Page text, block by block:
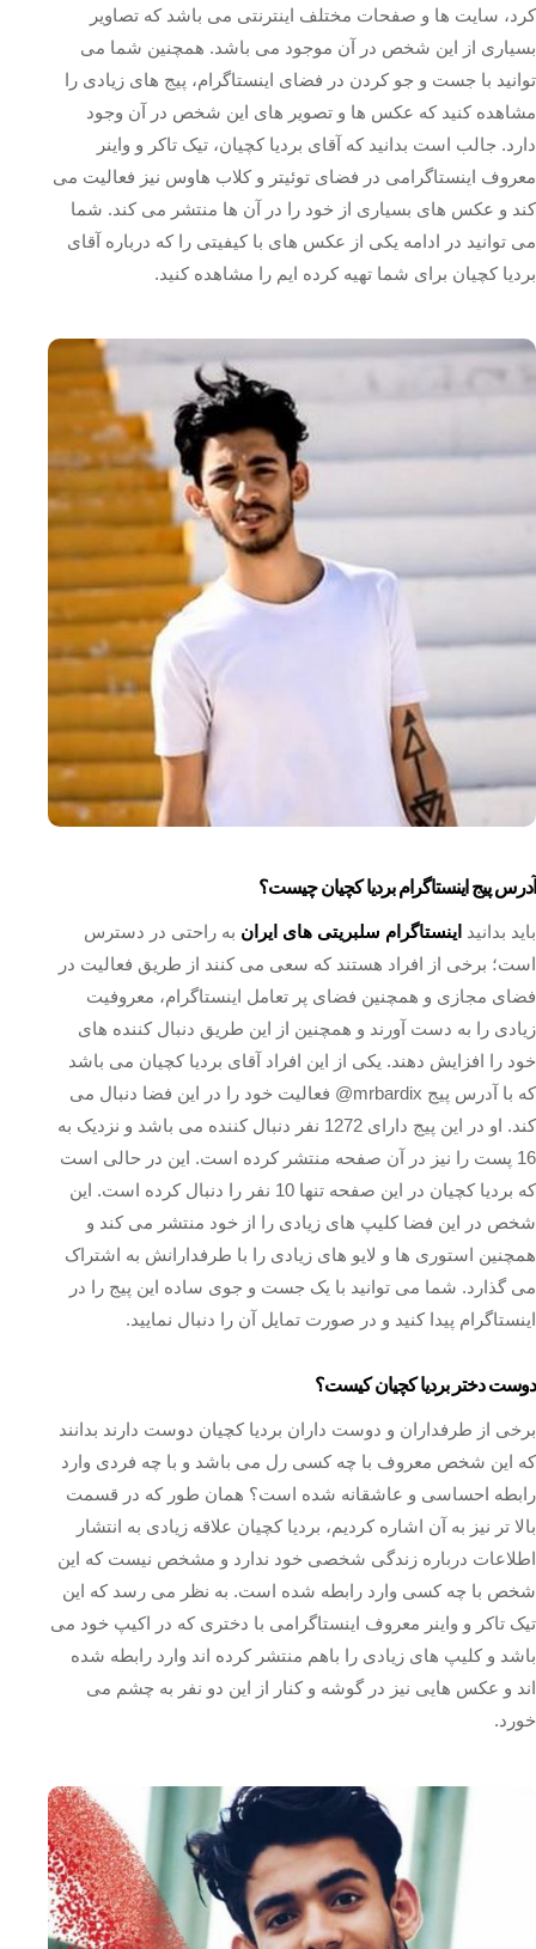
کرد، سایت ها و صفحات مختلف اینترنتی می باشد که تصاویر
بسیاری از این شخص در آن موجود می باشد. همچنین شما می
توانید با جست و جو کردن در فضای اینستاگرام، پیج های زیادی را
مشاهده کنید که عکس ها و تصویر های این شخص در آن وجود
دارد. جالب است بدانید که آقای بردیا کچیان، تیک تاکر و واینر
معروف اینستاگرامی در فضای توئیتر و کلاب هاوس نیز فعالیت می
کند و عکس های بسیاری از خود را در آن ها منتشر می کند. شما
می توانید در ادامه یکی از عکس های با کیفیتی را که درباره آقای
بردیا کچیان برای شما تهیه کرده ایم را مشاهده کنید.
آدرس پیج اینستاگرام بردیا کچیان چیست؟
باید بدانید اینستاگرام سلبریتی های ایران به راحتی در دسترس
است؛ برخی از افراد هستند که سعی می کنند از طریق فعالیت در
فضای مجازی و همچنین فضای پر تعامل اینستاگرام، معروفیت
زیادی را به دست آورند و همچنین از این طریق دنبال کننده های
خود را افزایش دهند. یکی از این افراد آقای بردیا کچیان می باشد
که با آدرس پیج mrbardix@ فعالیت خود را در این فضا دنبال می
کند. او در این پیج دارای 1272 نفر دنبال کننده می باشد و نزدیک به
16 پست را نیز در آن صفحه منتشر کرده است. این در حالی است
که بردیا کچیان در این صفحه تنها 10 نفر را دنبال کرده است. این
شخص در این فضا کلیپ های زیادی را از خود منتشر می کند و
همچنین استوری ها و لایو های زیادی را با طرفدارانش به اشتراک
می گذارد. شما می توانید با یک جست و جوی ساده این پیج را در
اینستاگرام پیدا کنید و در صورت تمایل آن را دنبال نمایید.
دوست دختر بردیا کچیان کیست؟
برخی از طرفداران و دوست داران بردیا کچیان دوست دارند بدانند
که این شخص معروف با چه کسی رل می باشد و با چه فردی وارد
رابطه احساسی و عاشقانه شده است؟ همان طور که در قسمت
بالا تر نیز به آن اشاره کردیم، بردیا کچیان علاقه زیادی به انتشار
اطلاعات درباره زندگی شخصی خود ندارد و مشخص نیست که این
شخص با چه کسی وارد رابطه شده است. به نظر می رسد که این
تیک تاکر و واینر معروف اینستاگرامی با دختری که در اکیپ خود می
باشد و کلیپ های زیادی را باهم منتشر کرده اند وارد رابطه شده
اند و عکس هایی نیز در گوشه و کنار از این دو نفر به چشم می
خورد.